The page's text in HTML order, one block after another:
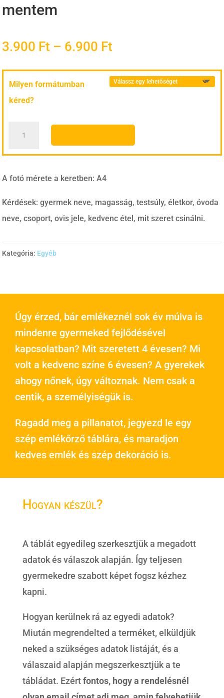
mentem
3.900 Ft – 6.900 Ft
-
Milyen formátumban
kéred?
Oviba
mennyiség
A fotó mérete a keretben: A4
Kérdések: gyermek neve, magasság, testsúly, életkor, óvoda
neve, csoport, ovis jele, kedvenc étel, mit szeret csinálni.
Kategória: Egyéb
Úgy érzed, bár emlékeznél sok év múlva is
mindenre gyermeked fejlődésével
kapcsolatban? Mit szeretett 4 évesen? Mi
volt a kedvenc színe 6 évesen? A gyerekek
ahogy nőnek, úgy változnak. Nem csak a
centik, a személyiségük is.
Ragadd meg a pillanatot, jegyezd le egy
szép emlékőrző táblára, és maradjon
kedves emlék és szép dekoráció is.
Hogyan készül?
A táblát egyedileg szerkesztjük a megadott
adatok és válaszok alapján. Így teljesen
gyermekedre szabott képet fogsz kézhez
kapni.
Hogyan kerülnek rá az egyedi adatok?
Miután megrendelted a terméket, elküldjük
neked a szükséges adatok listáját, és a
válaszaid alapján megszerkesztjük a te
tábládat. Ezértfontos, hogy a rendelésnél